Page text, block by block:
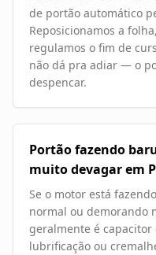
de portão automático
Reposicionamos a
regulamos o fim de
não dá pra adiar — o
despencar.
Portão fazendo
muito devagar em
Se o motor está
normal ou demorando
geralmente é
lubrificação ou